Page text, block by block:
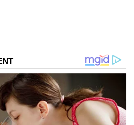
ಮಾಧ್ಯಮ ವರದಿಗಳ ಪ್ರಕಾರ,
ವೆಸ್ಟ್‌ಸೈಡ್‌ನ ಆನ್‌ಲೈನ್
(ವಿದೇಶಿ) ಇ-ಕಾಮರ್ಸ್
ಮುನ್ನಡೆಸಲಿದ್ದಾರೆ. ವೆಸ್ಟ್‌ಸೈಡ್
ಮಾರುಕಟ್ಟೆಯನ್ನು ಭಾರತದಲ್ಲಿ